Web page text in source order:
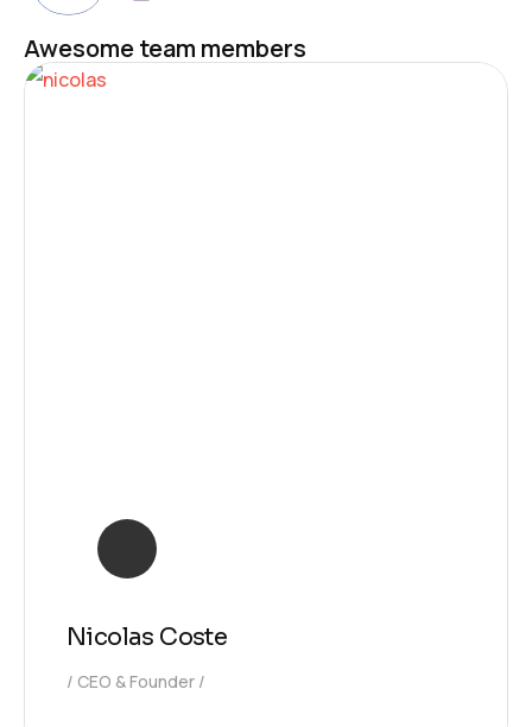
Awesome team members
Nicolas Coste
CEO & Founder